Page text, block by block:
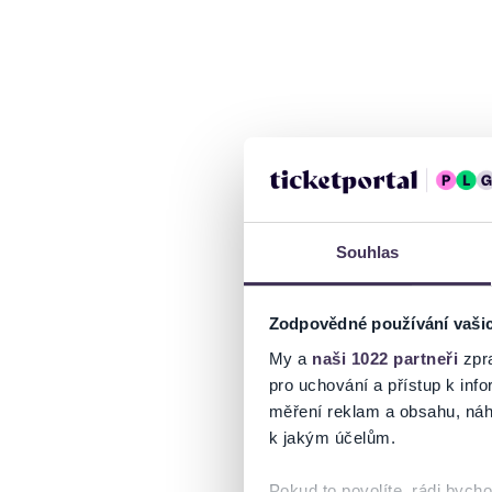
Souhlas
Zodpovědné používání
My a naši 1022 partneři
pro uchování a přístup k
měření reklam a obsahu,
k jakým účelům.